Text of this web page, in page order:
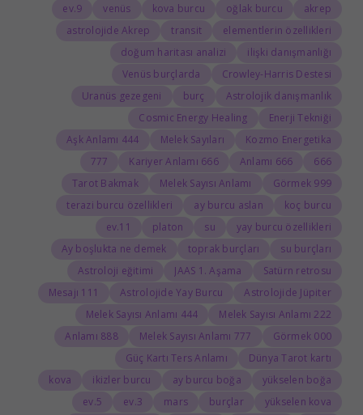
akrep
oğlak burcu
kova burcu
venüs
9.ev
elementlerin özellikleri
transit
astrolojide Akrep
ilişki danışmanlığı
doğum haritası analizi
Crowley-Harris Destesi
Venüs burçlarda
Astrolojik danışmanlık
burç
Uranüs gezegeni
Enerji Tekniği
Cosmic Energy Healing
Kozmo Energetika
Melek Sayıları
444 Aşk Anlamı
666
666 Anlamı
666 Kariyer Anlamı
777
999 Görmek
Melek Sayısı Anlamı
Tarot Bakmak
koç burcu
ay burcu aslan
terazi burcu özellikleri
yay burcu özellikleri
su
platon
11.ev
su burçları
toprak burçları
Ay boşlukta ne demek
Satürn retrosu
JAAS 1. Aşama
Astroloji eğitimi
Astrolojide Jüpiter
Astrolojide Yay Burcu
111 Mesajı
222 Melek Sayısı Anlamı
444 Melek Sayısı Anlamı
000 Görmek
777 Melek Sayısı Anlamı
888 Anlamı
Dünya Tarot kartı
Güç Kartı Ters Anlamı
yükselen boğa
ay burcu boğa
ikizler burcu
kova
yükselen kova
burçlar
mars
3.ev
5.ev